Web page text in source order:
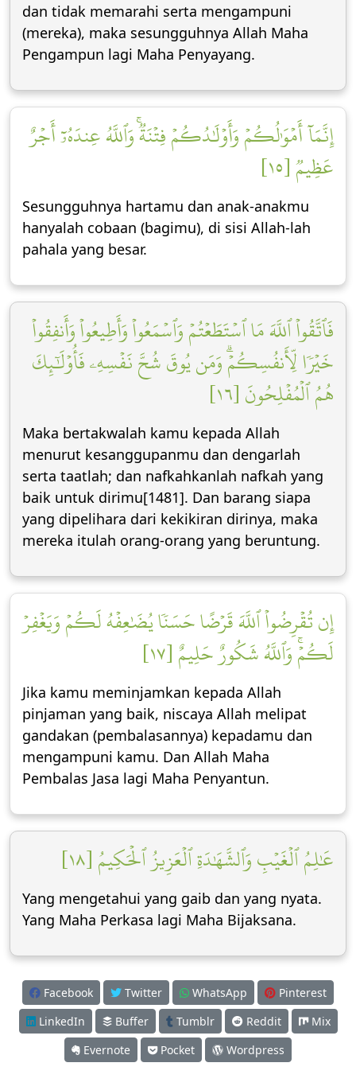
dan tidak memarahi serta mengampuni
(mereka), maka sesungguhnya Allah Maha
Pengampun lagi Maha Penyayang.
إِنَّمَآ أَمۡوَٰلُكُمۡ وَأَوۡلَٰدُكُمۡ فِتۡنَةٞۚ وَٱللَّهُ عِندَهُۥٓ أَجۡرٌ
عَظِيمٞ [١٥]
Sesungguhnya hartamu dan anak-anakmu
hanyalah cobaan (bagimu), di sisi Allah-lah
pahala yang besar.
فَٱتَّقُواْ ٱللَّهَ مَا ٱسۡتَطَعۡتُمۡ وَٱسۡمَعُواْ وَأَطِيعُواْ وَأَنفِقُواْ
خَيۡرٗا لِّأَنفُسِكُمۡۗ وَمَن يُوقَ شُحَّ نَفۡسِهِۦ فَأُوْلَٰٓئِكَ
هُمُ ٱلۡمُفۡلِحُونَ [١٦]
Maka bertakwalah kamu kepada Allah
menurut kesanggupanmu dan dengarlah
serta taatlah; dan nafkahkanlah nafkah yang
baik untuk dirimu[1481]. Dan barang siapa
yang dipelihara dari kekikiran dirinya, maka
mereka itulah orang-orang yang beruntung.
إِن تُقۡرِضُواْ ٱللَّهَ قَرۡضًا حَسَنٗا يُضَٰعِفۡهُ لَكُمۡ وَيَغۡفِرۡ
لَكُمۡۚ وَٱللَّهُ شَكُورٌ حَلِيمٌ [١٧]
Jika kamu meminjamkan kepada Allah
pinjaman yang baik, niscaya Allah melipat
gandakan (pembalasannya) kepadamu dan
mengampuni kamu. Dan Allah Maha
Pembalas Jasa lagi Maha Penyantun.
عَٰلِمُ ٱلۡغَيۡبِ وَٱلشَّهَٰدَةِ ٱلۡعَزِيزُ ٱلۡحَكِيمُ [١٨]
Yang mengetahui yang gaib dan yang nyata.
Yang Maha Perkasa lagi Maha Bijaksana.
Facebook Twitter WhatsApp
Pinterest
LinkedIn
Buffer Tumblr Reddit
Mix
Evernote
Pocket Wordpress